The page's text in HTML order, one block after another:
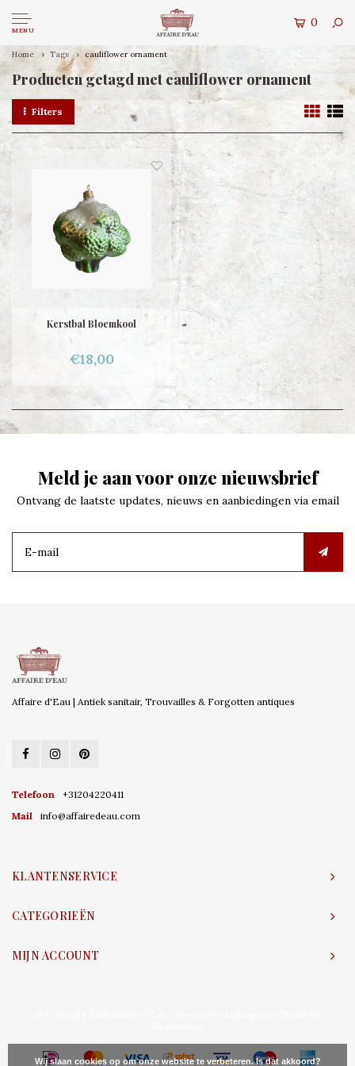
MENU
0
Home Tags cauliflower ornament
Producten getagd met cauliflower ornament
Filters
Kerstbal Bloemkool
€18,00
Meld je aan voor onze nieuwsbrief
Ontvang de laatste updates, nieuws en aanbiedingen via email
Affaire d'Eau | Antiek sanitair, Trouvailles & Forgotten antiques
Telefoon
+31204220411
Mail
info@affairedeau.com
KLANTENSERVICE
CATEGORIEËN
MIJN ACCOUNT
Wij slaan cookies op om onze website te verbeteren. Is dat akkoord?